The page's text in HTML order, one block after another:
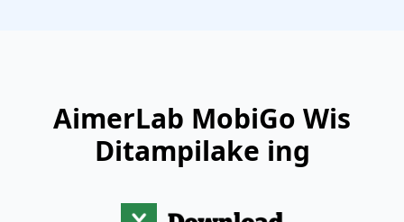
AimerLab MobiGo Wis
Ditampilake ing